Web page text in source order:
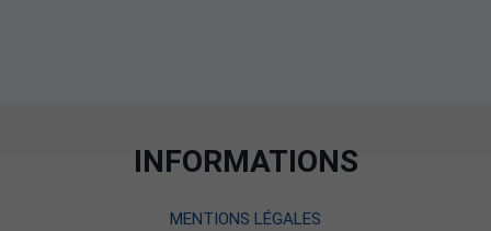
INFORMATIONS
MENTIONS LÉGALES